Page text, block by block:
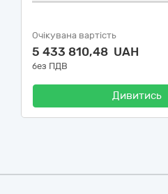
Очікувана вартість
5 433 810,48 UAH
без ПДВ
Дивитись